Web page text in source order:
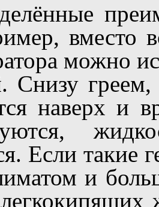
вместо
можно
Снизу
наверх и
Если такие
и